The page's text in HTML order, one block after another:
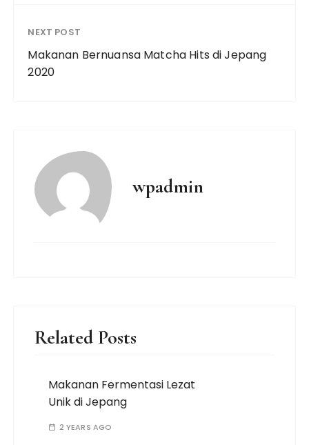
NEXT POST
Makanan Bernuansa Matcha Hits di Jepang
2020
wpadmin
Related Posts
Makanan Fermentasi Lezat
Unik di Jepang
2 YEARS AGO